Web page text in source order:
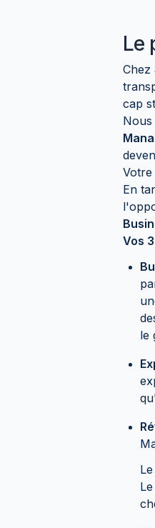
Le
Chez
cap
En
Vos
le